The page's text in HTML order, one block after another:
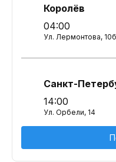
Королёв
04:00
Ул. Лермонтова,
Санкт-
14:00
Ул. Орбели, 14